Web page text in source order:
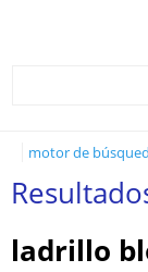
motor de
ladrillo